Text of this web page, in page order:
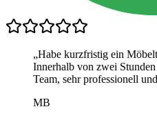
„Habe kurzfristig ein
Innerhalb von zwei
Team, sehr professionell
MB